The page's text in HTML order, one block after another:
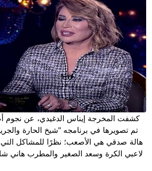
كشفت المخرجة إيناس الدغيدي، عن نجوم
تم تصويرها في برنامجه "شيخ الحارة
هالة صدقي هي الأصعب؛ نظرًا للمشاكل التي
لاعبي الكرة وسعد الصغير والمطرب هاني